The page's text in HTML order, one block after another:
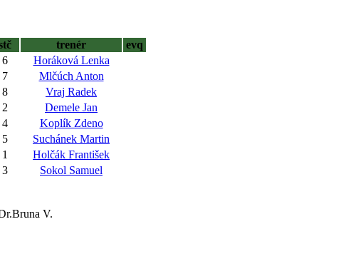
trenér
evq
6
Horáková Lenka
7
Mlčúch Anton
8
Vraj Radek
2
Demele Jan
4
Koplík Zdeno
5
Suchánek Martin
1
Holčák František
3
Sokol Samuel
V.